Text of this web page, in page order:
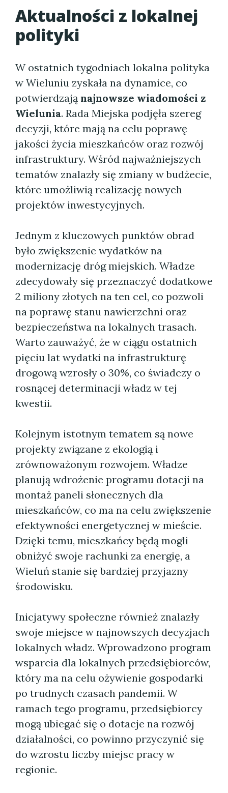
Aktualności z lokalnej
polityki
W ostatnich tygodniach lokalna polityka
w Wieluniu zyskała na dynamice, co
potwierdzają najnowsze wiadomości z
Wielunia. Rada Miejska podjęła szereg
decyzji, które mają na celu poprawę
jakości życia mieszkańców oraz rozwój
infrastruktury. Wśród najważniejszych
tematów znalazły się zmiany w budżecie,
które umożliwią realizację nowych
projektów inwestycyjnych.
Jednym z kluczowych punktów obrad
było zwiększenie wydatków na
modernizację dróg miejskich. Władze
zdecydowały się przeznaczyć dodatkowe
2 miliony złotych na ten cel, co pozwoli
na poprawę stanu nawierzchni oraz
bezpieczeństwa na lokalnych trasach.
Warto zauważyć, że w ciągu ostatnich
pięciu lat wydatki na infrastrukturę
drogową wzrosły o 30%, co świadczy o
rosnącej determinacji władz w tej
kwestii.
Kolejnym istotnym tematem są nowe
projekty związane z ekologią i
zrównoważonym rozwojem. Władze
planują wdrożenie programu dotacji na
montaż paneli słonecznych dla
mieszkańców, co ma na celu zwiększenie
efektywności energetycznej w mieście.
Dzięki temu, mieszkańcy będą mogli
obniżyć swoje rachunki za energię, a
Wieluń stanie się bardziej przyjazny
środowisku.
Inicjatywy społeczne również znalazły
swoje miejsce w najnowszych decyzjach
lokalnych władz. Wprowadzono program
wsparcia dla lokalnych przedsiębiorców,
który ma na celu ożywienie gospodarki
po trudnych czasach pandemii. W
ramach tego programu, przedsiębiorcy
mogą ubiegać się o dotacje na rozwój
działalności, co powinno przyczynić się
do wzrostu liczby miejsc pracy w
regionie.